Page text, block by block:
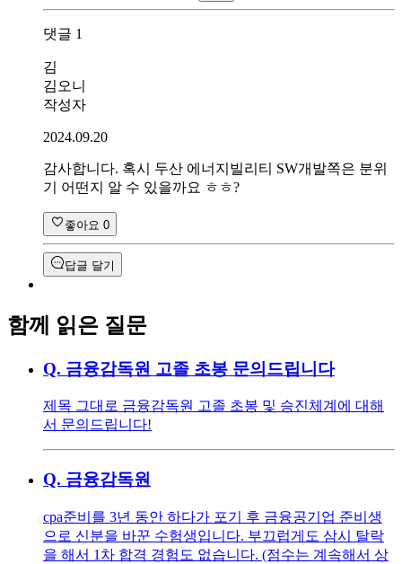
댓글 1
김
김오니
작성자
2024.09.20
감사합니다. 혹시 두산 에너지빌리티 SW개발쪽은 분위
기 어떤지 알 수 있을까요 ㅎㅎ?
좋아요 0
답글 달기
함께 읽은 질문
Q. 금융감독원 고졸 초봉 문의드립니다
제목 그대로 금융감독원 고졸 초봉 및 승진체계에 대해
서 문의드립니다!
Q. 금융감독원
cpa준비를 3년 동안 하다가 포기 후 금융공기업 준비생
으로 신분을 바꾼 수험생입니다. 부끄럽게도 삼시 탈락
을 해서 1차 합격 경험도 없습니다. (점수는 계속해서 상